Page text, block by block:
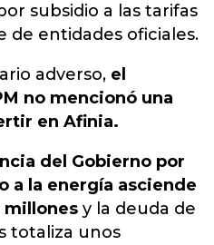
subsidio a las tarifas
de entidades oficiales.
adverso, el
no mencionó una
en Afinia.
del Gobierno por
a la energía asciende
millones y la deuda de
totaliza unos